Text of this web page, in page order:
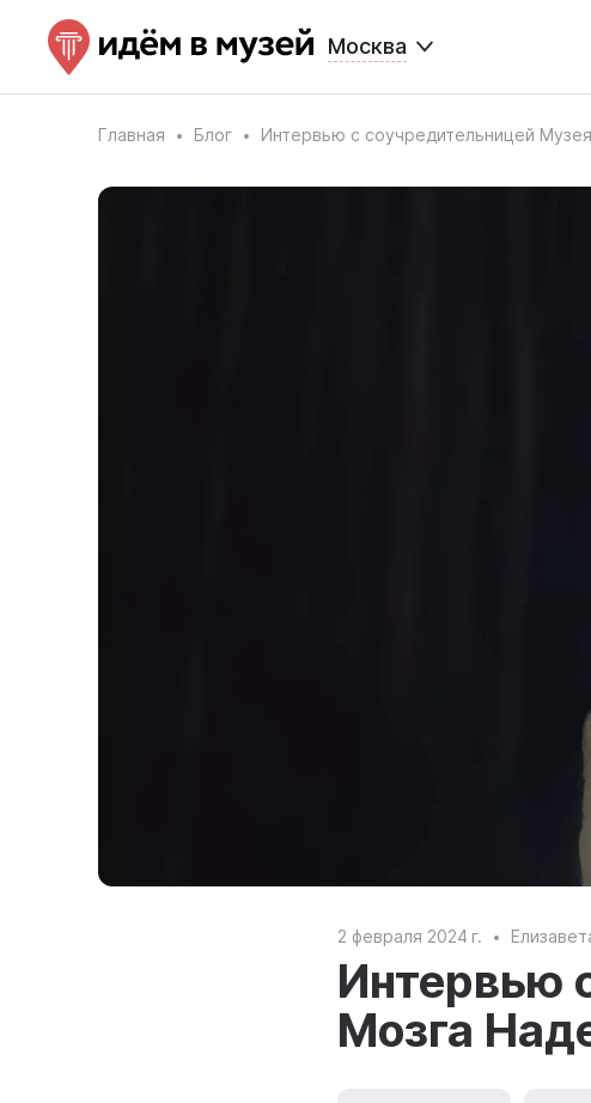
Москва
Главная Блог Интервью с соучредительницей
2 февраля 2024 г.
Интервью
Мозга